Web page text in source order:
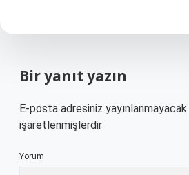
Bir yanıt yazın
E-posta adresiniz yayınlanmayacak.
işaretlenmişlerdir
Yorum